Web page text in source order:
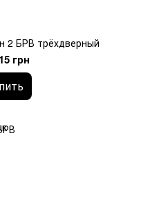
2 БРВ трёхдверный
грн